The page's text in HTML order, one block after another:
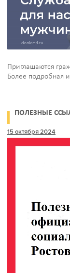
Приглашаются
Более подробная
ПОЛЕЗНЫЕ
15 октября 2024